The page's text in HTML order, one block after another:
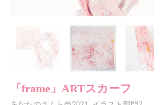
「frame」ARTスカーフ